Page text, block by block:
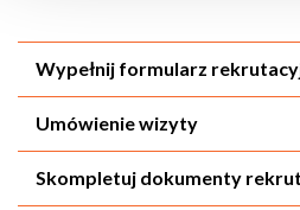
Wypełnij formularz
Umówienie wizyty
Skompletuj dokumenty